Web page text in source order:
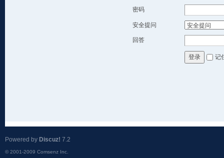
密码
安全提问
回答
登录 记
Powered by Discuz! 7.2
© 2001-2009 Comsenz Inc.